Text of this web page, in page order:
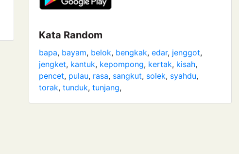
Kata Random
bapa, bayam, belok, bengkak, edar, jenggot,
jengket, kantuk, kepompong, kertak, kisah,
pencet, pulau, rasa, sangkut, solek, syahdu,
torak, tunduk, tunjang,